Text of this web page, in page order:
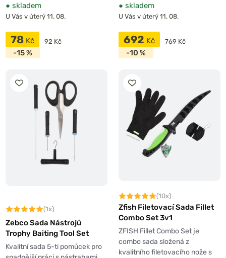
● skladem
U Vás v úterý 11. 08.
78 Kč 92 Kč
-15 %
● skladem
U Vás v úterý 11. 08.
692 Kč 769 Kč
-10 %
(1x)
Zebco Sada Nástrojů
Trophy Baiting Tool Set
Kvalitní sada 5-ti pomůcek pro
(10x)
Zfish Filetovací Sada Fillet
Combo Set 3v1
ZFISH Fillet Combo Set je
combo sada složená z
kvalitního filetovacího nože s